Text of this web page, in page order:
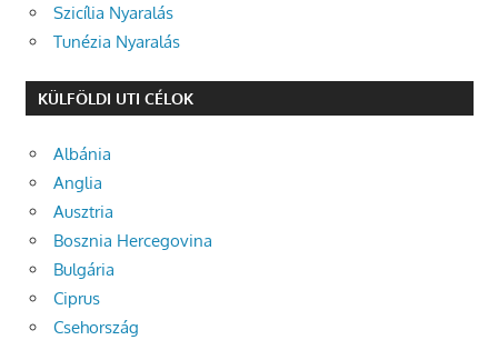
Szicília Nyaralás
Tunézia Nyaralás
KÜLFÖLDI UTI CÉLOK
Albánia
Anglia
Ausztria
Bosznia Hercegovina
Bulgária
Ciprus
Csehország